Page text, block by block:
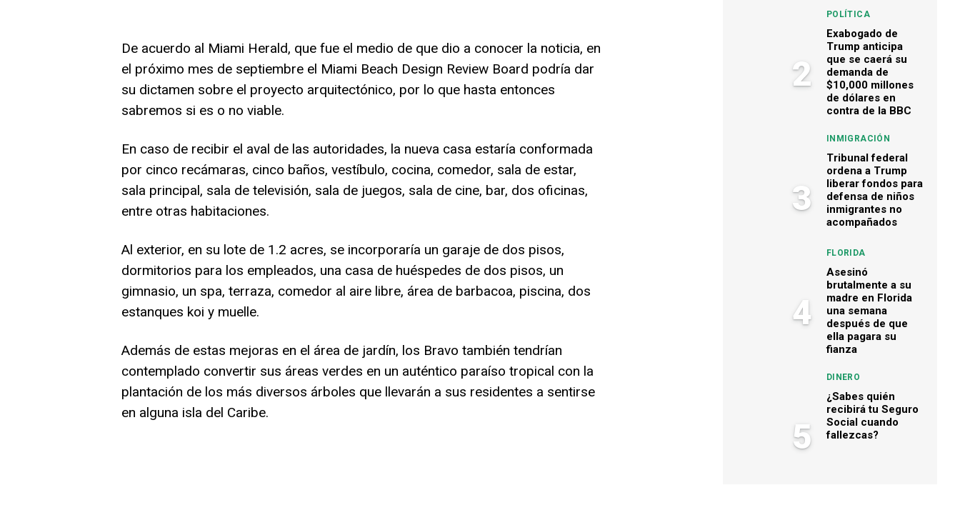
De acuerdo al Miami Herald, que fue el medio de que dio a conocer la noticia, en
el próximo mes de septiembre el Miami Beach Design Review Board podría dar
su dictamen sobre el proyecto arquitectónico, por lo que hasta entonces
sabremos si es o no viable.
En caso de recibir el aval de las autoridades, la nueva casa estaría conformada
por cinco recámaras, cinco baños, vestíbulo, cocina, comedor, sala de estar,
sala principal, sala de televisión, sala de juegos, sala de cine, bar, dos oficinas,
entre otras habitaciones.
Al exterior, en su lote de 1.2 acres, se incorporaría un garaje de dos pisos,
dormitorios para los empleados, una casa de huéspedes de dos pisos, un
gimnasio, un spa, terraza, comedor al aire libre, área de barbacoa, piscina, dos
estanques koi y muelle.
Además de estas mejoras en el área de jardín, los Bravo también tendrían
contemplado convertir sus áreas verdes en un auténtico paraíso tropical con la
plantación de los más diversos árboles que llevarán a sus residentes a sentirse
en alguna isla del Caribe.
2
POLÍTICA
Exabogado de
Trump anticipa
que se caerá su
demanda de
$10,000 millones
de dólares en
contra de la BBC
3
INMIGRACIÓN
Tribunal federal
ordena a Trump
liberar fondos para
defensa de niños
inmigrantes no
acompañados
4
FLORIDA
Asesinó
brutalmente a su
madre en Florida
una semana
después de que
ella pagara su
fianza
5
DINERO
¿Sabes quién
recibirá tu Seguro
Social cuando
fallezcas?